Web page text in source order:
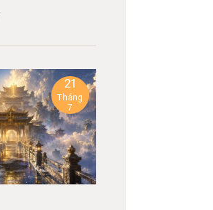
21
Tháng
7